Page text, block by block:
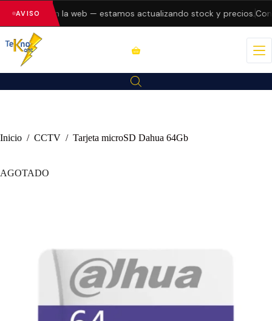
AVISO
errores en la web — estamos actualizando stock y precios.
Inicio / CCTV / Tarjeta microSD Dahua 64Gb
AGOTADO